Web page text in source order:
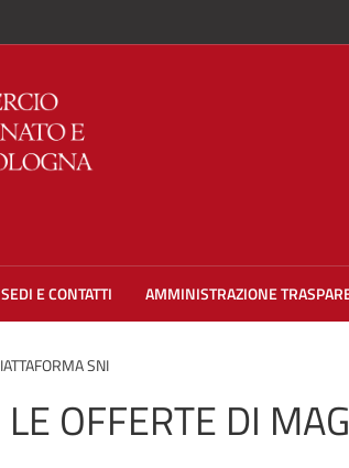
SEDI E CONTATTI AMMINISTRAZIONE
SNI
OFFERTE DI